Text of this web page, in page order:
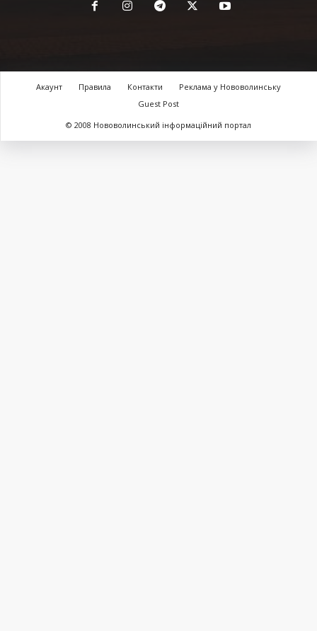
Акаунт Правила Контакти
Реклама у Нововолинську
Guest Post
© 2008 Нововолинський інформаційний портал